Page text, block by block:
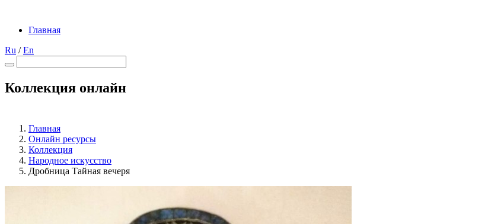
Главная
Ru /En
Коллекция онлайн
Главная
Онлайн ресурсы
Коллекция
Народное искусство
Дробница Тайная вечеря